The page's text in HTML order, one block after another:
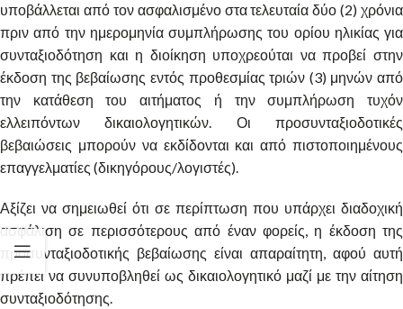
υποβάλλεται από τον ασφαλισμένο στα τελευταία δύο (2) χρόνια
πριν από την ημερομηνία συμπλήρωσης του ορίου ηλικίας για
συνταξιοδότηση και η διοίκηση υποχρεούται να προβεί στην
έκδοση της βεβαίωσης εντός προθεσμίας τριών (3) μηνών από
την κατάθεση του αιτήματος ή την συμπλήρωση τυχόν
ελλειπόντων δικαιολογητικών. Οι προσυνταξιοδοτικές
βεβαιώσεις μπορούν να εκδίδονται και από πιστοποιημένους
επαγγελματίες (δικηγόρους/λογιστές).
Αξίζει να σημειωθεί ότι σε περίπτωση που υπάρχει διαδοχική
ασφάλιση σε περισσότερους από έναν φορείς, η έκδοση της
προσυνταξιοδοτικής βεβαίωσης είναι απαραίτητη, αφού αυτή
πρέπει να συνυποβληθεί ως δικαιολογητικό μαζί με την αίτηση
συνταξιοδότησης.